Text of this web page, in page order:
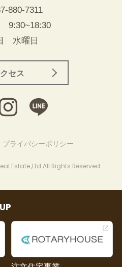
880-7311
9:30~18:30
水曜日
セス
プライバシーポリシー
Estate.,Ltd All Rights Reserved